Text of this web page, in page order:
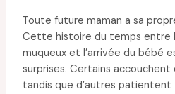
Toute future maman a sa
Cette histoire du temps entre
muqueux et l’arrivée du bébé
surprises. Certains accouchent
tandis que d’autres patientent